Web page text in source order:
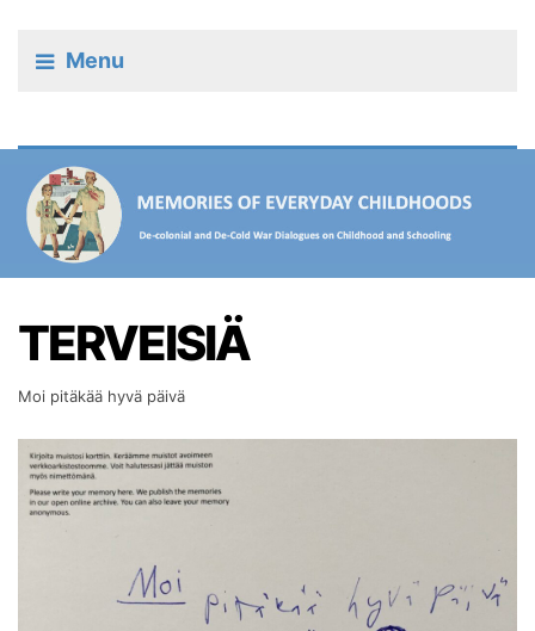
Menu
TERVEISIÄ
Moi pitäkää hyvä päivä